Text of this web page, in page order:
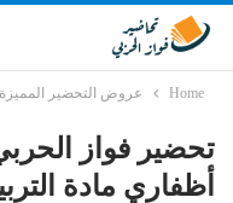
Home عروض التحضير المميزة
تحضير فواز
أظفاري مادة